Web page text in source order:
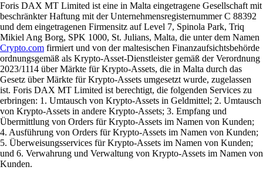
Foris DAX MT Limited ist eine in Malta eingetragene Gesellschaft mit
beschränkter Haftung mit der Unternehmensregisternummer C 88392
und dem eingetragenen Firmensitz auf Level 7, Spinola Park, Triq
Mikiel Ang Borg, SPK 1000, St. Julians, Malta, die unter dem Namen
Crypto.com firmiert und von der maltesischen Finanzaufsichtsbehörde
ordnungsgemäß als Krypto-Asset-Dienstleister gemäß der Verordnung
2023/1114 über Märkte für Krypto-Assets, die in Malta durch das
Gesetz über Märkte für Krypto-Assets umgesetzt wurde, zugelassen
ist. Foris DAX MT Limited ist berechtigt, die folgenden Services zu
erbringen: 1. Umtausch von Krypto-Assets in Geldmittel; 2. Umtausch
von Krypto-Assets in andere Krypto-Assets; 3. Empfang und
Übermittlung von Orders für Krypto-Assets im Namen von Kunden;
4. Ausführung von Orders für Krypto-Assets im Namen von Kunden;
5. Überweisungsservices für Krypto-Assets im Namen von Kunden;
und 6. Verwahrung und Verwaltung von Krypto-Assets im Namen von
Kunden.